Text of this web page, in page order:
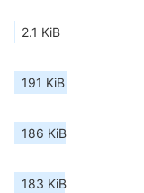
2.1 KiB
191 KiB
186 KiB
183 KiB